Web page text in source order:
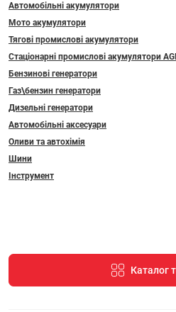
Автомобільні акумулятори
Мото акумулятори
Тягові промислові акумулятори
Стаціонарні промислові акумулятори
Бензинові генератори
Газ\бензин генератори
Дизельні генератори
Автомобільні аксесуари
Оливи та автохімія
Шини
Інструмент
Каталог